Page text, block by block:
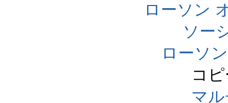
ローソン
ソー
ローソ
コ
マ